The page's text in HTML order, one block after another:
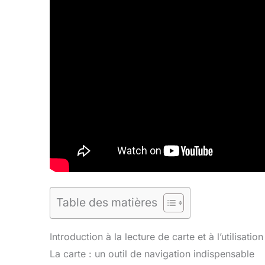
Table des matières
Introduction à la lecture de carte et à
La carte : un outil de navigation indispensable